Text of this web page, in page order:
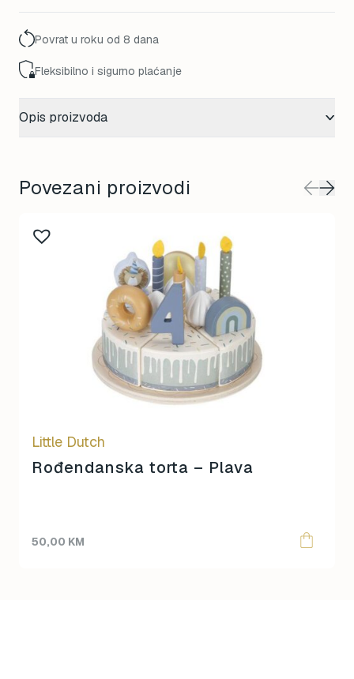
Povrat u roku od 8 dana
Fleksibilno i sigurno plaćanje
Opis proizvoda
Povezani proizvodi
Little Dutch
Rođendanska torta – Plava
50,00 KM